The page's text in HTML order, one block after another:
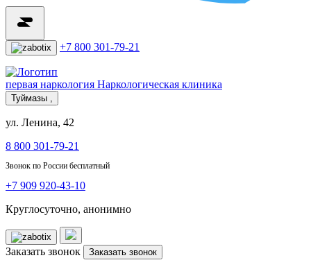
+7 800 301-79-21
первая наркология Наркологическая клиника
Туймазы ,
ул. Ленина, 42
8 800 301-79-21
Звонок по России бесплатный
+7 909 920-43-10
Круглосуточно, анонимно
Заказать звонок Заказать звонок